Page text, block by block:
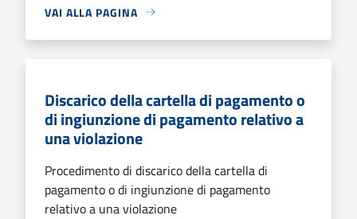
VAI ALLA PAGINA
Discarico della cartella di pagamento o
di ingiunzione di pagamento relativo a
una violazione
Procedimento di discarico della cartella di
pagamento o di ingiunzione di pagamento
relativo a una violazione